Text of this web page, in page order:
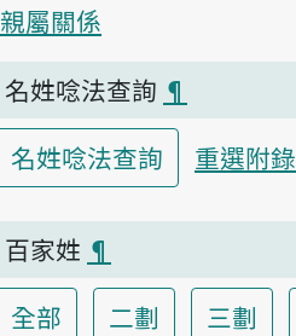
親屬關係
名姓唸法查詢 ¶
名姓唸法查詢
重選附錄
百家姓 ¶
全部
二劃 三劃